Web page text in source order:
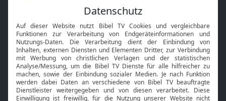
Neuigkeiten
Mobile App
Smart TV
HbbTV
Bibelthek Online-Bibel
Nächster Gottesdienst